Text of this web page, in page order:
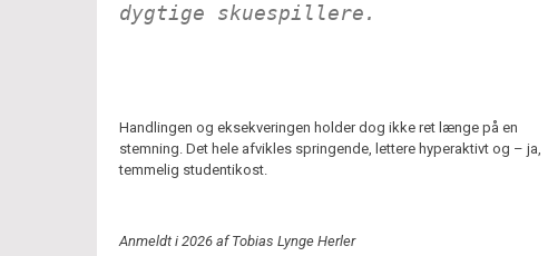
dygtige skuespillere.
Handlingen og eksekveringen holder dog ikke ret længe på en
stemning. Det hele afvikles springende, lettere hyperaktivt og – ja,
temmelig studentikost.
Anmeldt i 2026 af Tobias Lynge Herler